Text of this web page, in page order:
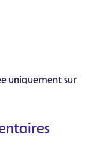
uniquement sur